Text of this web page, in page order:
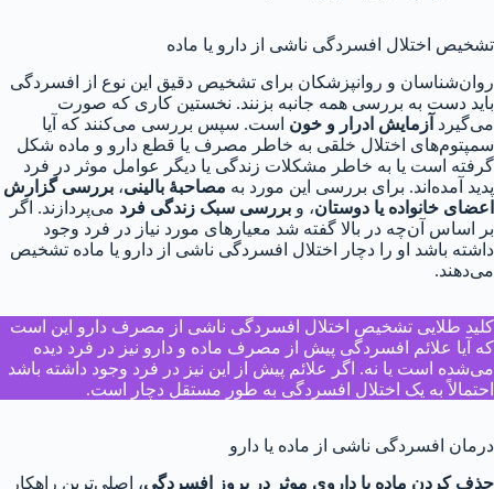
تشخیص اختلال افسردگی ناشی از دارو یا ماده
روان‌شناسان و روانپزشکان برای تشخیص دقیق این نوع از افسردگی
باید دست به بررسی همه جانبه بزنند. نخستین کاری که صورت
می‌گیرد آزمایش ادرار و خون است. سپس بررسی می‌کنند که آیا
سمپتوم‌های اختلال خلقی به خاطر مصرف یا قطع دارو و ماده شکل
گرفته است یا به خاطر مشکلات زندگی یا دیگر عوامل موثر در فرد
پدید آمده‌اند. برای بررسی این مورد به مصاحبهٔ بالینی، بررسی گزارش
اعضای خانواده یا دوستان، و بررسی سبک زندگی فرد می‌پردازند. اگر
بر اساس آن‌چه در بالا گفته شد معیارهای مورد نیاز در فرد وجود
داشته باشد او را دچار اختلال افسردگی ناشی از دارو یا ماده تشخیص
می‌دهند.
کلید طلایی تشخیص اختلال افسردگی ناشی از مصرف دارو این است
که آیا علائم افسردگی پیش از مصرف ماده و دارو نیز در فرد دیده
می‌شده است یا نه. اگر علائم پیش از این نیز در فرد وجود داشته باشد
احتمالاً به یک اختلال افسردگی به طور مستقل دچار است.
درمان افسردگی ناشی از ماده یا دارو
حذف کردن ماده یا داروی موثر در بروز افسردگی، اصلی‌ترین راهکار